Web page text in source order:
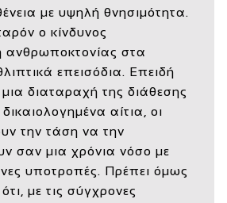
με υψηλή θνησιμότητα.
ο κίνδυνος
ανθρωποκτονίας στα
επεισόδια. Επειδή
μια διαταραχή της διάθεσης
αίτια, οι
την τάση να την
σαν μια χρόνια νόσο με
υποτροπές. Πρέπει όμως
με τις σύγχρονες